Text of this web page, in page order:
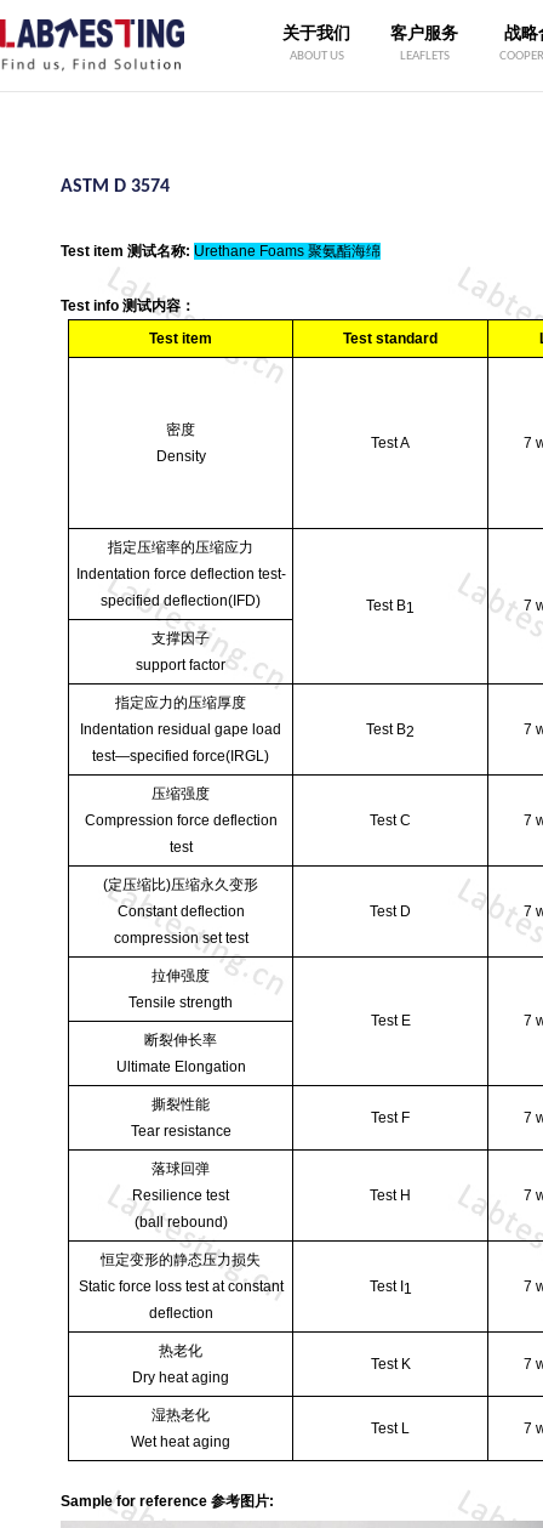
关于我们
ABOUT US
客户服务
LEAFLETS
战略
ASTM D 3574
Test item 测试名称: Urethane Foams 聚氨酯海绵
Test info 测试内容：
Test item
Test standard
密度
Density
Test A 7
指定压缩率的压缩应力
Indentation force deflection test-
specified deflection(IFD)
Test B1
7
支撑因子
support factor
指定应力的压缩厚度
Indentation residual gape load
test—specified force(IRGL)
Test B2 7
压缩强度
Compression force deflection
test
Test C 7
(定压缩比)压缩永久变形
Constant deflection
compression set test
Test D 7
拉伸强度
Tensile strength
Test E
7
断裂伸长率
Ultimate Elongation
撕裂性能
Tear resistance
Test F 7
落球回弹
Resiliencetest
(ball rebound)
Test H 7
恒定变形的静态压力损失
Static force loss test at constant
deflection
Test I1 7
热老化
Dryheat aging
Test K 7
湿热老化
Wet heat aging
Test L 7
Sample for reference 参考图片: